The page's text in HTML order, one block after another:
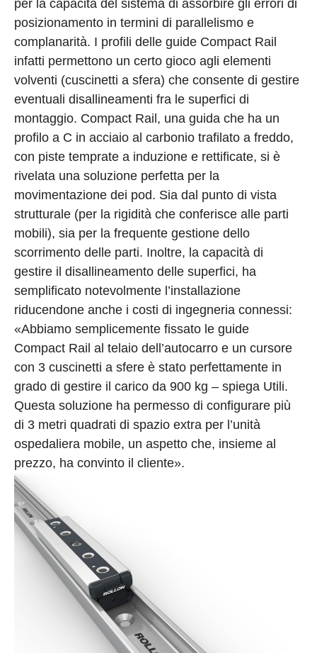
per la capacità del sistema di assorbire gli errori di
posizionamento in termini di parallelismo e
complanarità. I profili delle guide Compact Rail
infatti permettono un certo gioco agli elementi
volventi (cuscinetti a sfera) che consente di gestire
eventuali disallineamenti fra le superfici di
montaggio. Compact Rail, una guida che ha un
profilo a C in acciaio al carbonio trafilato a freddo,
con piste temprate a induzione e rettificate, si è
rivelata una soluzione perfetta per la
movimentazione dei pod. Sia dal punto di vista
strutturale (per la rigidità che conferisce alle parti
mobili), sia per la frequente gestione dello
scorrimento delle parti. Inoltre, la capacità di
gestire il disallineamento delle superfici, ha
semplificato notevolmente l’installazione
riducendone anche i costi di ingegneria connessi:
«Abbiamo semplicemente fissato le guide
Compact Rail al telaio dell’autocarro e un cursore
con 3 cuscinetti a sfere è stato perfettamente in
grado di gestire il carico da 900 kg – spiega Utili.
Questa soluzione ha permesso di configurare più
di 3 metri quadrati di spazio extra per l’unità
ospedaliera mobile, un aspetto che, insieme al
prezzo, ha convinto il cliente».